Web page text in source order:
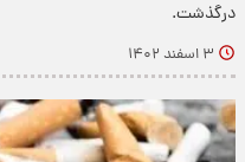
درگذشت.
۳ اسفند ۱۴۰۲